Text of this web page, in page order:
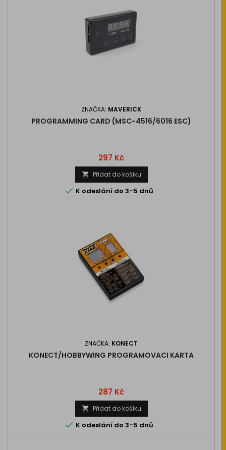
ZNAČKA: MAVERICK
PROGRAMMING CARD (MSC-4516/6016 ESC)
Cena
297 Kč
 Přidat do košíku
 K odeslání do 3-5 dnů
ZNAČKA: KONECT
KONECT/HOBBYWING PROGRAMOVACI KARTA
Cena
287 Kč
 Přidat do košíku
 K odeslání do 3-5 dnů